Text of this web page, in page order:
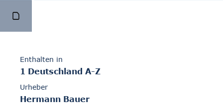
Enthalten in
1 Deutschland A-Z
Urheber
Hermann Bauer